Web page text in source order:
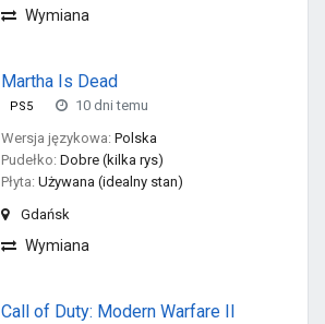
Wymiana
Martha Is Dead
PS5
10 dni temu
Wersja językowa: Polska
Pudełko: Dobre (kilka rys)
Płyta: Używana (idealny stan)
Gdańsk
Wymiana
Call of Duty: Modern Warfare II